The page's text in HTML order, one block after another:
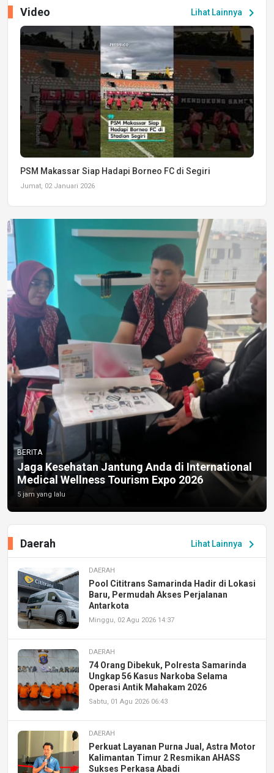
Lihat Lainnya chevron_right
Video
PSM Makassar Siap Hadapi Borneo FC di Segiri
Jumat, 02 Januari 2026
BERITA
Jaga Kesehatan Jantung Anda di International
Medical Wellness Tourism Expo 2026
5 jam yang lalu
Lihat Lainnya chevron_right
Daerah
DAERAH
Pool Cititrans Samarinda Hadir di Lokasi
Baru, Permudah Akses Perjalanan
Antarkota
Minggu, 02 Agu 2026 14:37
DAERAH
74 Orang Dibekuk, Polresta Samarinda
Ungkap 56 Kasus Narkoba Selama
Operasi Antik Mahakam 2026
Sabtu, 01 Agu 2026 06:43
DAERAH
Perkuat Layanan Purna Jual, Astra Motor
Kalimantan Timur 2 Resmikan AHASS
Sukses Perkasa Abadi